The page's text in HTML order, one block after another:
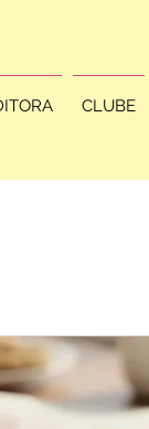
CLUBE